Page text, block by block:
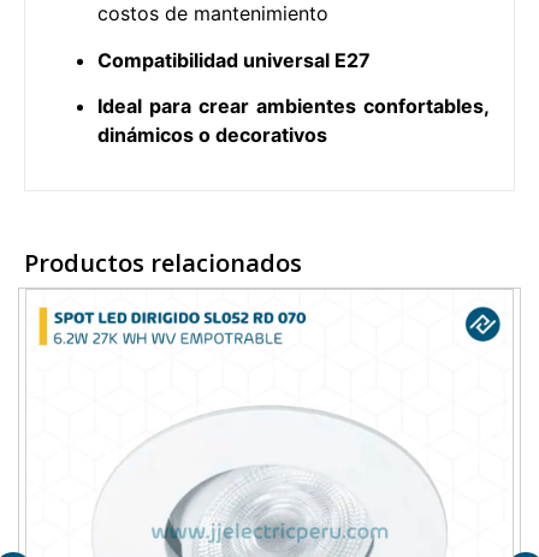
costos de mantenimiento
Compatibilidad universal E27
Ideal para crear ambientes confortables,
dinámicos o decorativos
Productos relacionados